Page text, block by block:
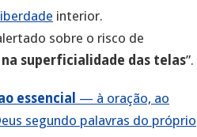
interior.
sobre o risco de
superficialidade das telas”.
essencial — à oração, ao
segundo palavras do próprio